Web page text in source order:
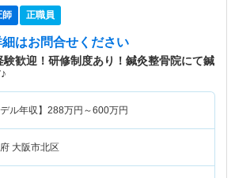
師 正職員
はお問合せください
験歓迎！研修制度あり！鍼灸整骨院にて鍼
デル年収】 288万円～600万円
大阪市北区